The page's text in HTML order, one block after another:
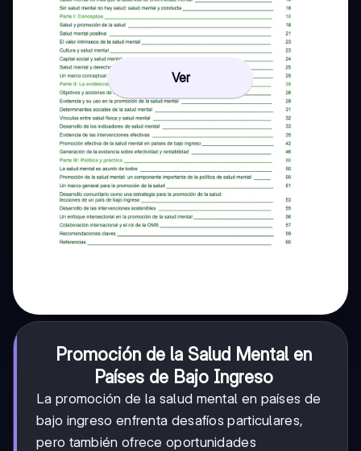
Ver
Promoción de la Salud Mental en
Países de Bajo Ingreso
La promoción de la salud mental en países de
bajo ingreso enfrenta desafíos particulares,
pero también ofrece oportunidades